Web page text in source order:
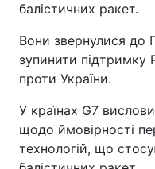
балістичних ракет.
Вони звернулися до
зупинити підтримку
проти України.
У країнах G7
щодо ймовірності
технологій, що